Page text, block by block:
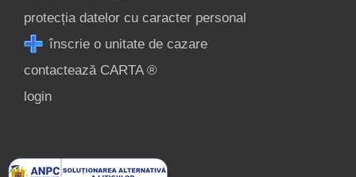
protecția datelor cu caracter personal
înscrie o unitate de cazare
contactează CARTA ®
login